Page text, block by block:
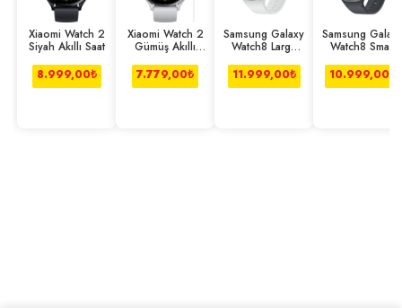
Xiaomi Watch 2
Siyah Akıllı Saat
8.999,00₺
Xiaomi Watch 2
Gümüş Akıllı
7.779,00₺
Samsung Galaxy
Watch8 Large
11.999,00₺
Samsung Galaxy
Watch8 Small
10.999,00